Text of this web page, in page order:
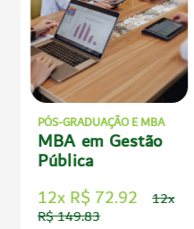
PÓS-GRADUAÇÃO E MBA
MBA em Gestão
Pública
12x R$ 72.92
12x
R$ 149.83